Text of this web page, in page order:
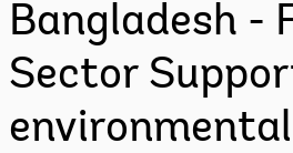
Bangladesh -
Sector
environmental